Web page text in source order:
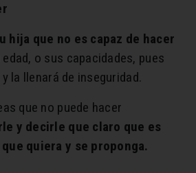
hija que no es capaz de hacer
o sus capacidades, pues
la llenará de inseguridad.
que no puede hacer
y decirle que claro que es
quiera y se proponga.